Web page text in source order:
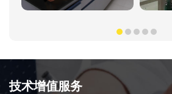
技术增值服务